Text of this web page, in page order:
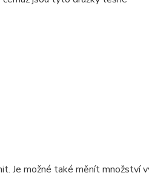
Je možné také měnít množství